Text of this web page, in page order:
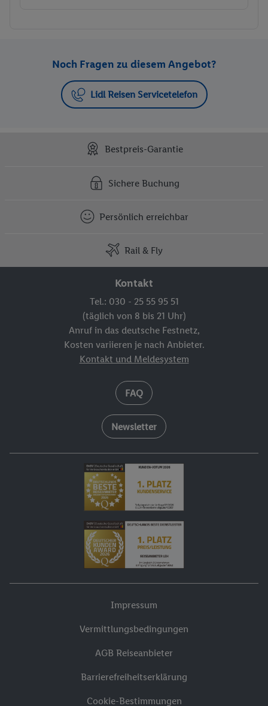
Noch Fragen zu diesem Angebot?
Lidl Reisen Servicetelefon
Bestpreis-Garantie
Sichere Buchung
Persönlich erreichbar
Rail & Fly
Kontakt
Tel.: 030 - 25 55 95 51
(täglich von 8 bis 21 Uhr)
Anruf in das deutsche Festnetz,
Kosten variieren je nach Anbieter.
Kontakt und Meldesystem
FAQ
Newsletter
Impressum
Vermittlungsbedingungen
AGB Reiseanbieter
Barrierefreiheitserklärung
Cookie-Bestimmungen